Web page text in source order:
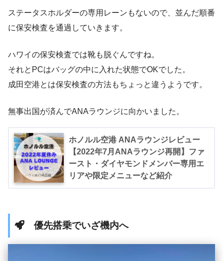
ステータスホルダーの専用レーンもないので、並んだ順番
に保安検査を通過していきます。
ハワイの保安検査では靴も脱ぐんですね。
それとPCはバッグの中に入れた状態でOKでした。
成田空港とは保安検査の方法もちょっと違うようです。
無事出国が済んでANAラウンジに向かいました。
ホノルル空港 ANAラウンジレビュー
【2022年7月ANAラウンジ再開】ファ
ースト・ダイヤモンドメンバー専用エ
リアや限定メニューなど紹介
優先搭乗でいざ機内へ